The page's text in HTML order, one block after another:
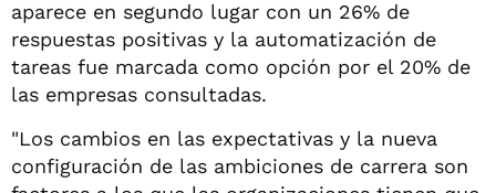
aparece en segundo lugar con un 26% de
respuestas positivas y la automatización de
tareas fue marcada como opción por el 20% de
las empresas consultadas.
"Los cambios en las expectativas y la nueva
configuración de las ambiciones de carrera son